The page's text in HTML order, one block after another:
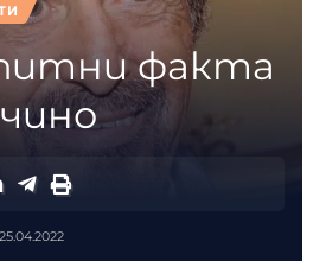
факта
25.04.2022